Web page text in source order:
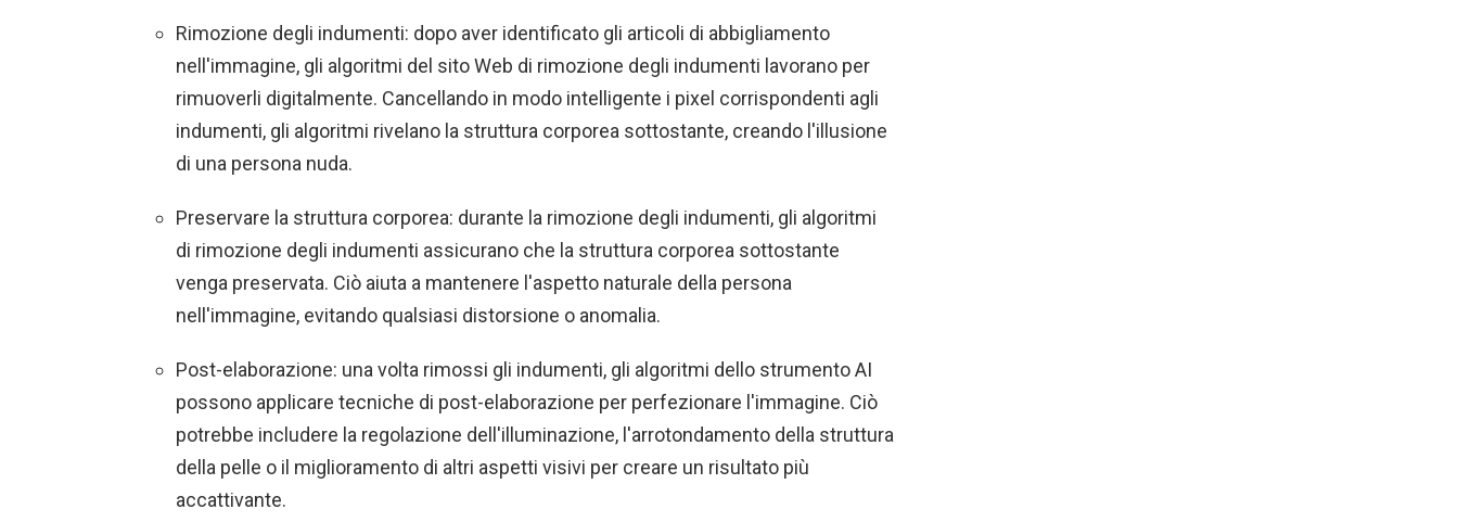
Rimozione degli indumenti: dopo aver identificato gli articoli di abbigliamento
nell'immagine, gli algoritmi del sito Web di rimozione degli indumenti lavorano per
rimuoverli digitalmente. Cancellando in modo intelligente i pixel corrispondenti agli
indumenti, gli algoritmi rivelano la struttura corporea sottostante, creando l'illusione
di una persona nuda.
Preservare la struttura corporea: durante la rimozione degli indumenti, gli algoritmi
di rimozione degli indumenti assicurano che la struttura corporea sottostante
venga preservata. Ciò aiuta a mantenere l'aspetto naturale della persona
nell'immagine, evitando qualsiasi distorsione o anomalia.
Post-elaborazione: una volta rimossi gli indumenti, gli algoritmi dello strumento AI
possono applicare tecniche di post-elaborazione per perfezionare l'immagine. Ciò
potrebbe includere la regolazione dell'illuminazione, l'arrotondamento della struttura
della pelle o il miglioramento di altri aspetti visivi per creare un risultato più
accattivante.